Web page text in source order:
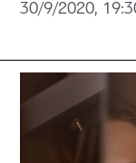
30/9/2020,